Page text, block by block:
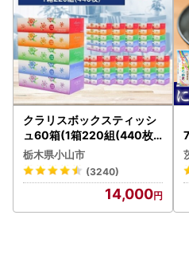
クラリスボックスティッシ
ュ60箱(1箱220組(440枚))
(5個入り×12セット)【配送
不可地域：離島・沖縄県】
【1256759】
栃木県小山市
(3240)
14,000